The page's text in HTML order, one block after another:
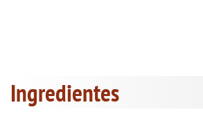
Ingredientes